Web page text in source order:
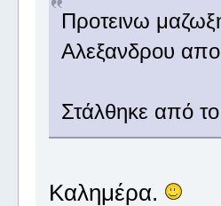
Προτεινω
Αλεξανδρου απο
Στάλθηκε από
Καλημέρα.